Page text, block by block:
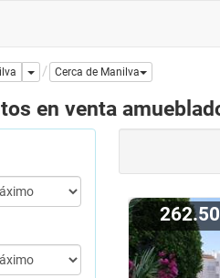
Dropdown
Cerca de Manilva
en venta